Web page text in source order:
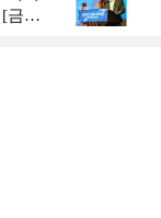
금융